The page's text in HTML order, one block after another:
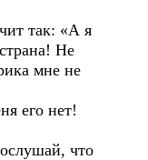
так: «А я
Не
мне не
нет!
что